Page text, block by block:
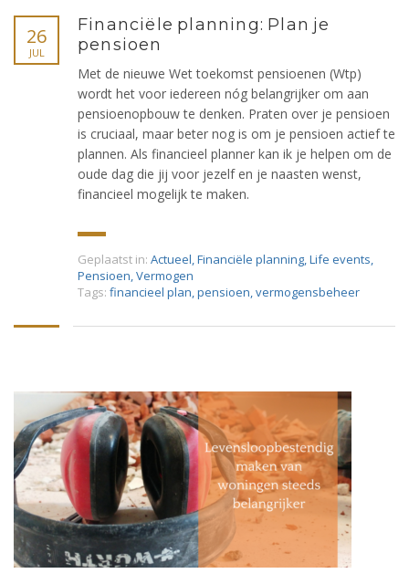
26
JUL
Financiële planning: Plan je
pensioen
Met de nieuwe Wet toekomst pensioenen (Wtp)
wordt het voor iedereen nóg belangrijker om aan
pensioenopbouw te denken. Praten over je pensioen
is cruciaal, maar beter nog is om je pensioen actief te
plannen. Als financieel planner kan ik je helpen om de
oude dag die jij voor jezelf en je naasten wenst,
financieel mogelijk te maken.
Geplaatst in: Actueel,Financiële planning,Life events,
Pensioen,Vermogen
Tags: financieel plan,pensioen,vermogensbeheer